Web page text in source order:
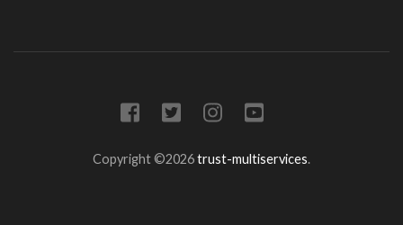
Copyright ©2026trust-multiservices.